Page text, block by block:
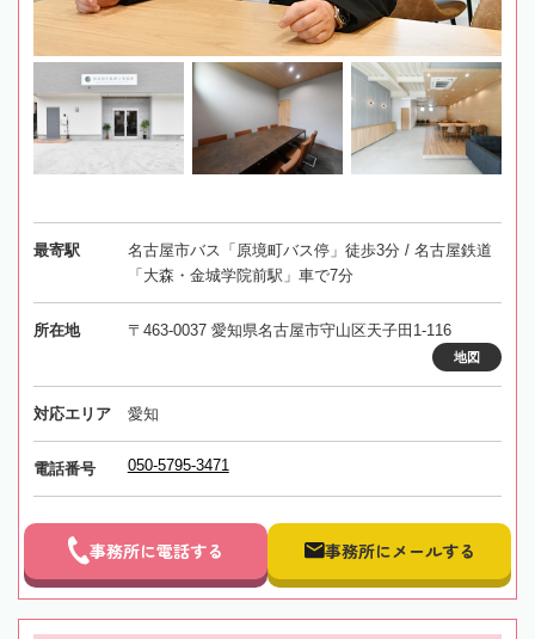
最寄駅
名古屋市バス「原境町バス停」徒歩3分 / 名古屋鉄道
「大森・金城学院前駅」車で7分
所在地 〒463-0037 愛知県名古屋市守山区天子田1-116
地図
対応エリア 愛知
電話番号 050-5795-3471
事務所に電話する 事務所にメールする